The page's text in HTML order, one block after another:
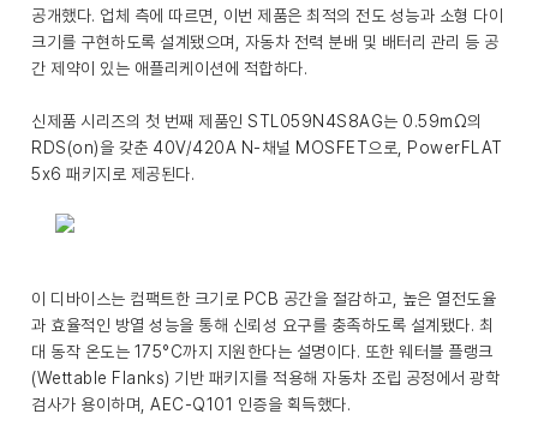
공개했다. 업체 측에 따르면, 이번 제품은 최적의 전도 성능과 소형 다이
크기를 구현하도록 설계됐으며, 자동차 전력 분배 및 배터리 관리 등 공
간 제약이 있는 애플리케이션에 적합하다.
신제품 시리즈의 첫 번째 제품인 STL059N4S8AG는 0.59mΩ의
RDS(on)을 갖춘 40V/420A N-채널 MOSFET으로, PowerFLAT
5x6 패키지로 제공된다.
이 디바이스는 컴팩트한 크기로 PCB 공간을 절감하고, 높은 열전도율
과 효율적인 방열 성능을 통해 신뢰성 요구를 충족하도록 설계됐다. 최
대 동작 온도는 175°C까지 지원한다는 설명이다. 또한 웨터블 플랭크
(Wettable Flanks) 기반 패키지를 적용해 자동차 조립 공정에서 광학
검사가 용이하며, AEC-Q101 인증을 획득했다.